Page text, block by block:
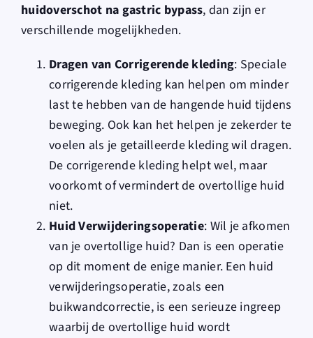
huidoverschot na gastric bypass, dan zijn er
verschillende mogelijkheden.
Dragen van Corrigerende kleding: Speciale
corrigerende kleding kan helpen om minder
last te hebben van de hangende huid tijdens
beweging. Ook kan het helpen je zekerder te
voelen als je getailleerde kleding wil dragen.
De corrigerende kleding helpt wel, maar
voorkomt of vermindert de overtollige huid
niet.
Huid Verwijderingsoperatie: Wil je afkomen
van je overtollige huid? Dan is een operatie
op dit moment de enige manier. Een huid
verwijderingsoperatie, zoals een
buikwandcorrectie, is een serieuze ingreep
waarbij de overtollige huid wordt